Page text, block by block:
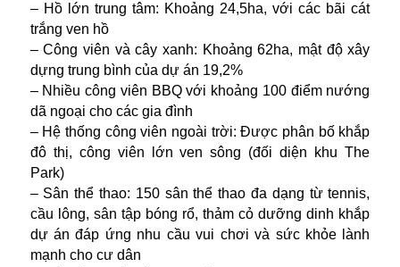
– Hồ lớn trung tâm: Khoảng 24,5ha, với các bãi cát
trắng ven hồ
– Công viên và cây xanh: Khoảng 62ha, mật độ xây
dựng trung bình của dự án 19,2%
– Nhiều công viên BBQ với khoảng 100 điểm nướng
dã ngoại cho các gia đình
– Hệ thống công viên ngoài trời: Được phân bố khắp
đô thị, công viên lớn ven sông (đối diện khu The
Park)
– Sân thể thao: 150 sân thể thao đa dạng từ tennis,
cầu lông, sân tập bóng rổ, thảm cỏ dưỡng dinh khắp
dự án đáp ứng nhu cầu vui chơi và sức khỏe lành
mạnh cho cư dân